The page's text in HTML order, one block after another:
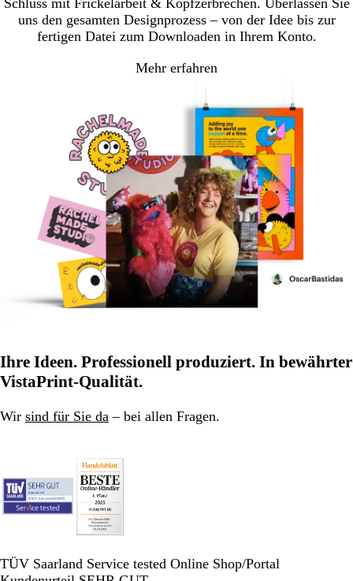
uns den gesamten Designprozess – von der Idee bis zur
fertigen Datei zum Downloaden in Ihrem Konto.
Mehr erfahren
Ihre Ideen. Professionell produziert. In bewährter
VistaPrint-Qualität.
Wir sind für Sie da – bei allen Fragen.
TÜV Saarland Service tested Online Shop/Portal